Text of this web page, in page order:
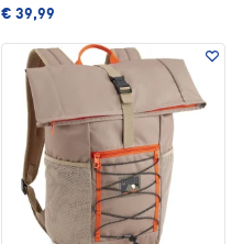
€ 39,99